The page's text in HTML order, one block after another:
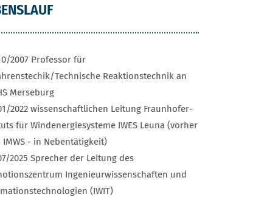
2007 Professor für
Technische Reaktionstechnik an
Merseburg
2022 wissenschaftlichen Leitung Fraunhofer-
für Windenergiesysteme IWES Leuna (vorher
IMWS - in Nebentätigkeit)
2025 Sprecher der Leitung des
Ingenieurwissenschaften und
(IWIT)